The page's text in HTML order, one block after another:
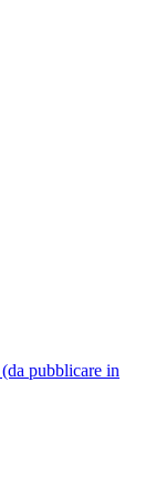
pubblicare in